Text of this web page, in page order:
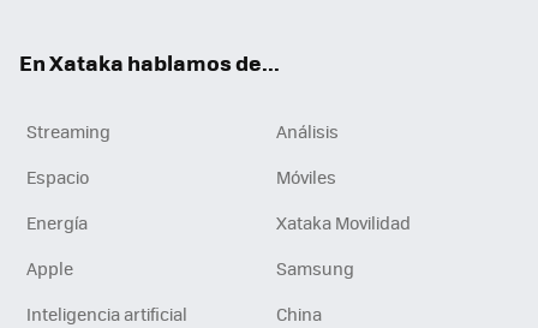
En Xataka hablamos de...
Streaming
Análisis
Espacio
Móviles
Energía
Xataka Movilidad
Apple
Samsung
Inteligencia artificial
China